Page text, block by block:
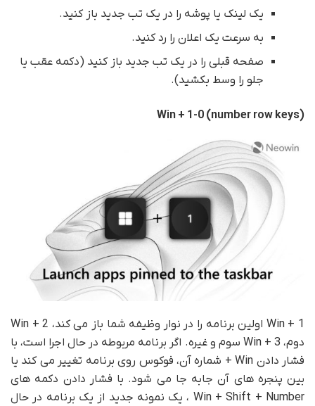
یک لینک یا پوشه را در یک تب جدید باز کنید.
به سرعت یک اعلان را رد کنید.
صفحه قبلی را در یک تب جدید باز کنید (دکمه عقب یا
جلو را وسط بکشید).
Win + 1-0 (number row keys)
Win + 1 اولین برنامه را در نوار وظیفه شما باز می کند، Win + 2
دوم، Win + 3 سوم و غیره. اگر برنامه مربوطه در حال اجرا است، با
فشار دادن Win + شماره آن، فوکوس روی برنامه تغییر می کند یا
بین پنجره های آن جابه جا می شود. با فشار دادن دکمه های
Win + Shift + Number ، یک نمونه جدید از یک برنامه در حال